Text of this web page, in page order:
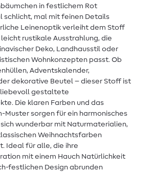
in festlichem Rot
schlicht, mal mit feinen Details
Leinenoptik verleiht dem Stoff
rustikale Ausstrahlung, die
Deko, Landhausstil oder
Wohnkonzepten passt. Ob
Adventskalender,
dekorative Beutel – dieser Stoff ist
gestaltete
Die klaren Farben und das
Muster sorgen für ein harmonisches
wunderbar mit Naturmaterialien,
Weihnachtsfarben
Ideal für alle, die ihre
mit einem Hauch Natürlichkeit
festlichen Design abrunden